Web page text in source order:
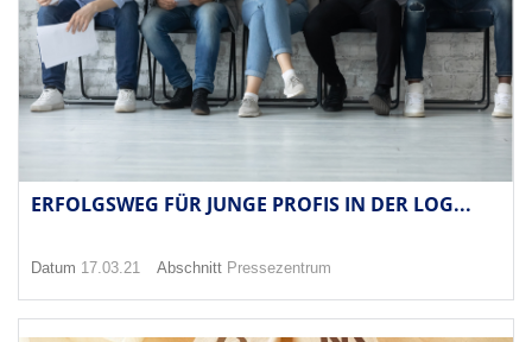
ERFOLGSWEG FÜR JUNGE PROFIS IN DER LOG...
Datum 17.03.21 Abschnitt Pressezentrum